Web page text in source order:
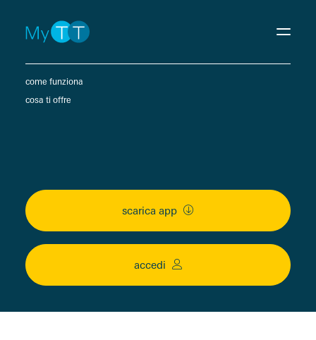
come funziona
cosa ti offre
scarica app
accedi
Benessere e salute